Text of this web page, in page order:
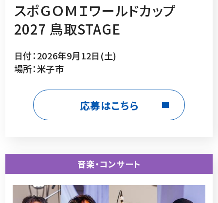
スポＧＯＭＩワールドカップ
2027 鳥取STAGE
日付：2026年9月12日(土)
場所：米子市
応募はこちら
音楽・コンサート